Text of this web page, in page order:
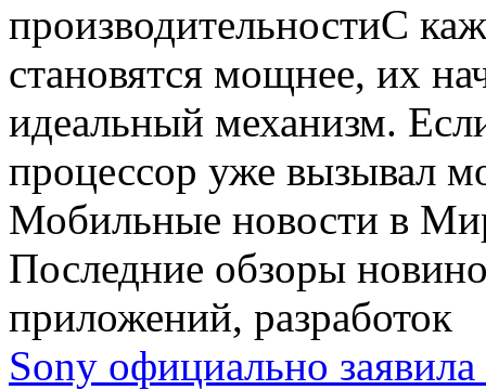
производительностиС
становятся мощнее, их
идеальный механизм.
процессор уже вызывал
Мобильные новости в
Последние обзоры
приложений, разработок
Sony официально